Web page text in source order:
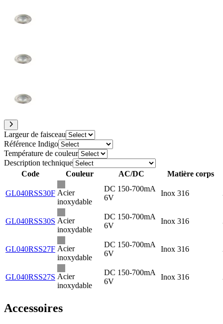
Largeur de faisceau
Référence Indigo
Température de couleur
Description technique
Code
Couleur AC/DC Matière corps
GL040RSS30F Acier
inoxydable
DC 150-700mA
6V
Inox 316
GL040RSS30S Acier
inoxydable
DC 150-700mA
6V
Inox 316
GL040RSS27F Acier
inoxydable
DC 150-700mA
6V
Inox 316
GL040RSS27S Acier
inoxydable
DC 150-700mA
6V
Inox 316
Accessoires